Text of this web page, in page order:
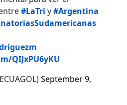
#LaTri y#Argentina
QIJxPU6yKU
September 9,